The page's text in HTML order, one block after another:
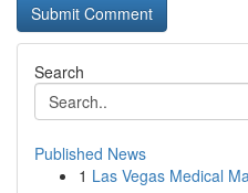
Search
Published News
1 Las Vegas Medical